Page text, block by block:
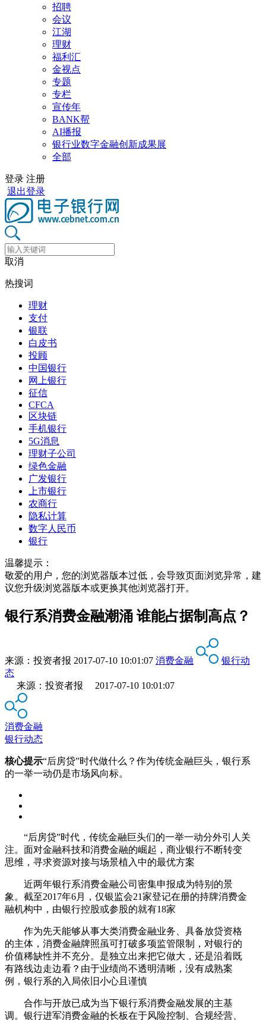
招聘
会议
江湖
理财
福利汇
金视点
专题
专栏
宣传年
BANK帮
AI播报
银行业数字金融创新成果展
全部
登录 注册
退出登录
取消
热搜词
理财
支付
银联
白皮书
投顾
中国银行
网上银行
征信
CFCA
区块链
手机银行
5G消息
理财子公司
绿色金融
广发银行
上市银行
农商行
隐私计算
数字人民币
银行
温馨提示：
敬爱的用户，您的浏览器版本过低，会导致页面浏览异常，建
议您升级浏览器版本或更换其他浏览器打开。
银行系消费金融潮涌 谁能占据制高点？
来源： 投资者报 2017-07-10 10:01:07 消费金融
银行动
态
来源：投资者报 2017-07-10 10:01:07
消费金融
银行动态
核心提示“后房贷”时代做什么？作为传统金融巨头，银行系
的一举一动仍是市场风向标。
“后房贷”时代，传统金融巨头们的一举一动分外引人关
注。面对金融科技和消费金融的崛起，商业银行不断转变
思维，寻求资源对接与场景植入中的最优方案
近两年银行系消费金融公司密集申报成为特别的景
象。截至2017年6月，仅银监会21家登记在册的持牌消费金
融机构中，由银行控股或参股的就有18家
作为先天能够从事大类消费金融业务、具备放贷资格
的主体，消费金融牌照虽可打破多项监管限制，对银行的
价值稀缺性并不充分。是独立出来把它做大，还是沿着既
有路线边走边看？由于业绩尚不透明清晰，没有成熟案
例，银行系的入局依旧小心且谨慎
合作与开放已成为当下银行系消费金融发展的主基
调。银行进军消费金融的长板在于风险控制、合规经营、